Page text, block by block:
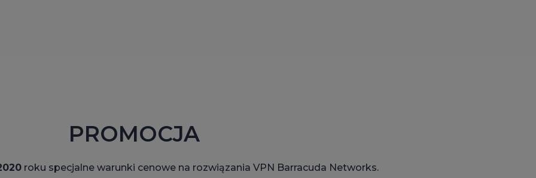
PROMOCJA
roku specjalne warunki cenowe na rozwiązania VPN Barracuda Networks.